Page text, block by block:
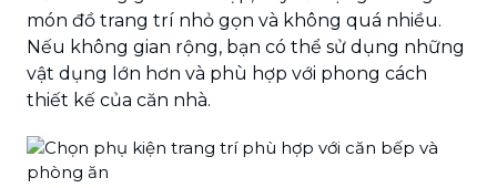
món đồ trang trí nhỏ gọn và không quá nhiều.
Nếu không gian rộng, bạn có thể sử dụng những
vật dụng lớn hơn và phù hợp với phong cách
thiết kế của căn nhà.